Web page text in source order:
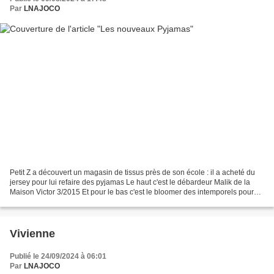
Par LNAJOCO
Petit Z a découvert un magasin de tissus près de son école : il a acheté du
jersey pour lui refaire des pyjamas Le haut c'est le débardeur Malik de la
Maison Victor 3/2015 Et pour le bas c'est le bloomer des intemporels pour
Vivienne
Publié le 24/09/2024 à 06:01
Par LNAJOCO